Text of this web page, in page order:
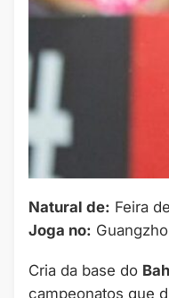
Natural de: Feira
Joga no:
Cria da base do
campeonatos que